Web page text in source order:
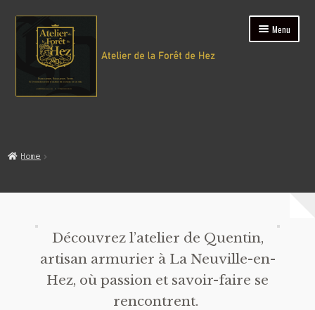
Menu
Boutique
Atelier
Contact
Home
Découvrez l’atelier de Quentin,
artisan armurier à La Neuville-en-
Hez, où passion et savoir-faire se
rencontrent.